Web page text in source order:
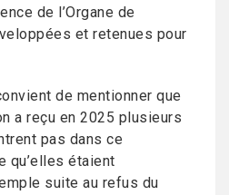
de l’Organe de
et retenues pour
de mentionner que
a reçu en 2025 plusieurs
pas dans ce
qu’elles étaient
suite au refus du